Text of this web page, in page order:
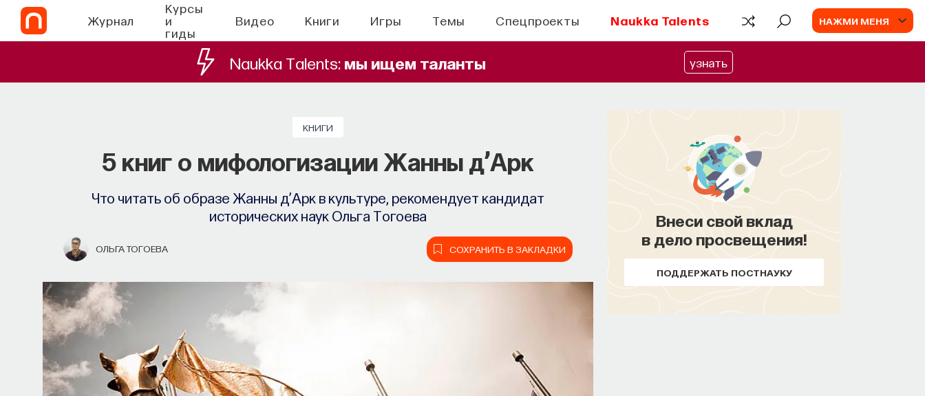
Журнал
Курсы
и
гиды
Видео Книги Игры Темы Спецпроекты Naukka Talents НАЖМИ МЕНЯ
Naukka Talents: мы ищем таланты узнать
КНИГИ
5 книг о мифологизации Жанны д’Арк
Что читать об образе Жанны д’Арк в культуре, рекомендует кандидат
исторических наук Ольга Тогоева
ОЛЬГА ТОГОЕВА СОХРАНИТЬ В ЗАКЛАДКИ
Внеси свой вклад
в дело просвещения!
ПОДДЕРЖАТЬ ПОСТНАУКУ